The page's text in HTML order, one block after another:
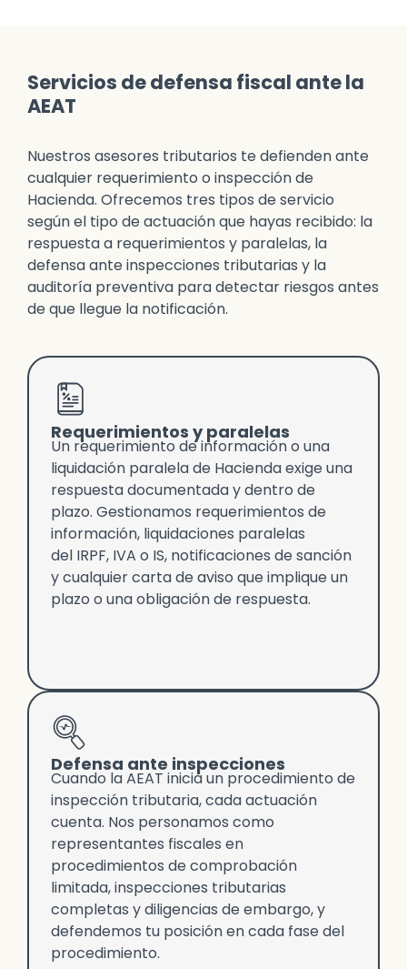
Servicios de defensa fiscal ante la
AEAT
Nuestros asesores tributarios te defienden ante
cualquier requerimiento o inspección de
Hacienda. Ofrecemos tres tipos de servicio
según el tipo de actuación que hayas recibido: la
respuesta a requerimientos y paralelas, la
defensa ante inspecciones tributarias y la
auditoría preventiva para detectar riesgos antes
de que llegue la notificación.
Requerimientos y paralelas
Un requerimiento de información o una
liquidación paralela de Hacienda exige una
respuesta documentada y dentro de
plazo. Gestionamos requerimientos de
información, liquidaciones paralelas
del IRPF, IVA o IS, notificaciones de sanción
y cualquier carta de aviso que implique un
plazo o una obligación de respuesta.
Defensa ante inspecciones
Cuando la AEAT inicia un procedimiento de
inspección tributaria, cada actuación
cuenta. Nos personamos como
representantes fiscales en
procedimientos de comprobación
limitada, inspecciones tributarias
completas y diligencias de embargo, y
defendemos tu posición en cada fase del
procedimiento.